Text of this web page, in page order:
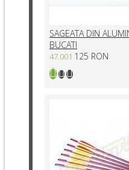
SAGEATA DIN
BUCATI
47.001 125 RON